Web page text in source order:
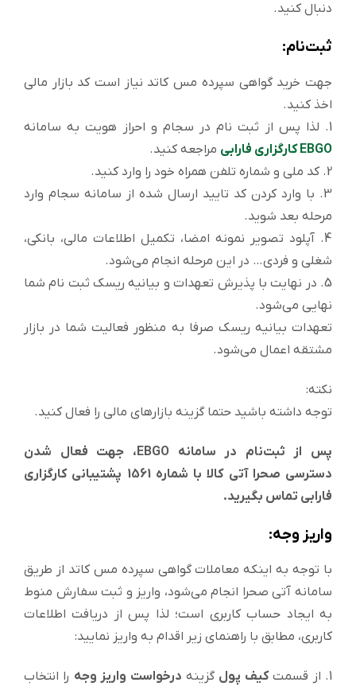
دنبال کنید.
ثبت‌نام:
جهت خرید گواهی سپرده مس کاتد نیاز است کد بازار مالی
اخذ کنید.
1. لذا پس از ثبت نام در سجام و احراز هویت به سامانه
EBGO کارگزاری فارابی
مراجعه کنید.
2. کد ملی و شماره تلفن همراه خود را وارد کنید.
3. با وارد کردن کد تایید ارسال شده از سامانه سجام وارد
مرحله بعد شوید.
4. آپلود تصویر نمونه امضا، تکمیل اطلاعات مالی، بانکی،
شغلی و فردی… در این مرحله انجام می‌شود.
5. در نهایت با پذیرش تعهدات و بیانیه ریسک ثبت نام شما
نهایی می‌شود.
تعهدات بیانیه ریسک صرفا به منظور فعالیت شما در بازار
مشتقه اعمال می‌شود.
نکته:
توجه داشته باشید حتما گزینه بازارهای مالی را فعال کنید.
پس از ثبت‌نام در سامانه EBGO، جهت فعال شدن
دسترسی صحرا آتی کالا با شماره 1561 پشتیبانی کارگزاری
فارابی تماس بگیرید.
واریز وجه:
با توجه به اینکه معاملات گواهی سپرده مس کاتد از طریق
سامانه آتی صحرا انجام می‌شود، واریز و ثبت سفارش منوط
به ایجاد حساب کاربری است؛ لذا پس از دریافت اطلاعات
کاربری، مطابق با راهنمای زیر اقدام به واریز نمایید:
1. از قسمت کیف پول گزینه درخواست واریز وجه را انتخاب